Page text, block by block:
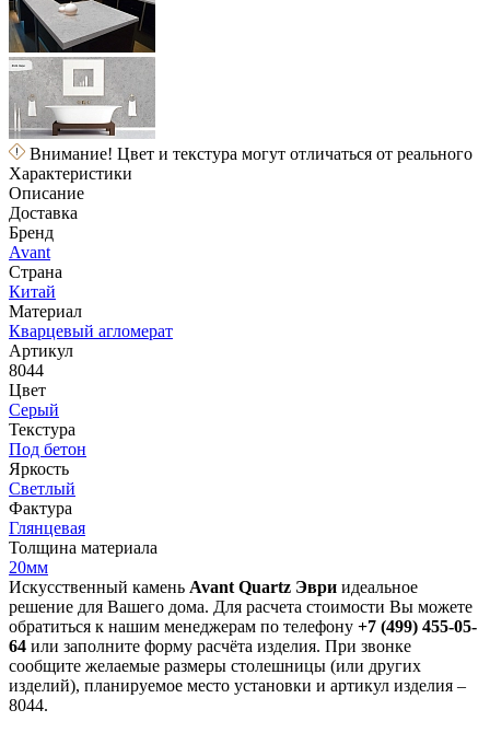
Внимание! Цвет и текстура могут отличаться от реального
Характеристики
Описание
Доставка
Бренд
Avant
Страна
Китай
Материал
Кварцевый агломерат
Артикул
8044
Цвет
Серый
Текстура
Под бетон
Яркость
Светлый
Фактура
Глянцевая
Толщина материала
20мм
Искусственный камень Avant Quartz Эври идеальное
решение для Вашего дома. Для расчета стоимости Вы можете
обратиться к нашим менеджерам по телефону +7 (499) 455-05-
64 или заполните форму расчёта изделия. При звонке
сообщите желаемые размеры столешницы (или других
изделий), планируемое место установки и артикул изделия –
8044.